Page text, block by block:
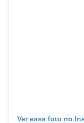
Ver essa foto no